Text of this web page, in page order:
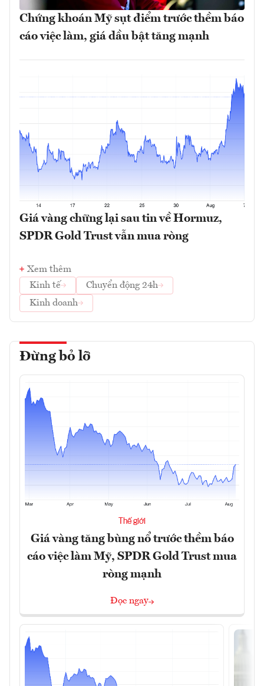
Chứng khoán Mỹ sụt điểm trước thềm báo
cáo việc làm, giá dầu bật tăng mạnh
Giá vàng chững lại sau tin về Hormuz,
SPDR Gold Trust vẫn mua ròng
Xem thêm
Kinh tế
Chuyển động 24h
Kinh doanh
Đừng bỏ lỡ
Thế giới
Giá vàng tăng bùng nổ trước thềm báo
cáo việc làm Mỹ, SPDR Gold Trust mua
ròng mạnh
Đọc ngay